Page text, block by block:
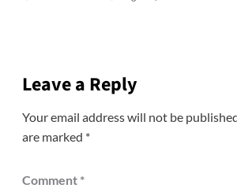
Leave a Reply
Your email address will not be
are marked *
Comment *